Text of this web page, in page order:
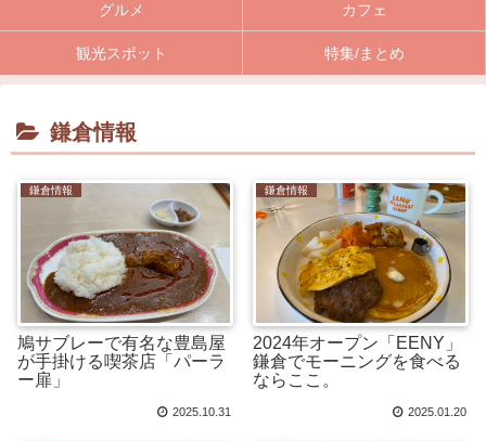
グルメ カフェ
観光スポット 特集/まとめ
鎌倉情報
鎌倉情報
鳩サブレーで有名な豊島屋
が手掛ける喫茶店「パーラ
ー扉」
2025.10.31
鎌倉情報
2024年オープン「EENY」
鎌倉でモーニングを食べる
ならここ。
2025.01.20